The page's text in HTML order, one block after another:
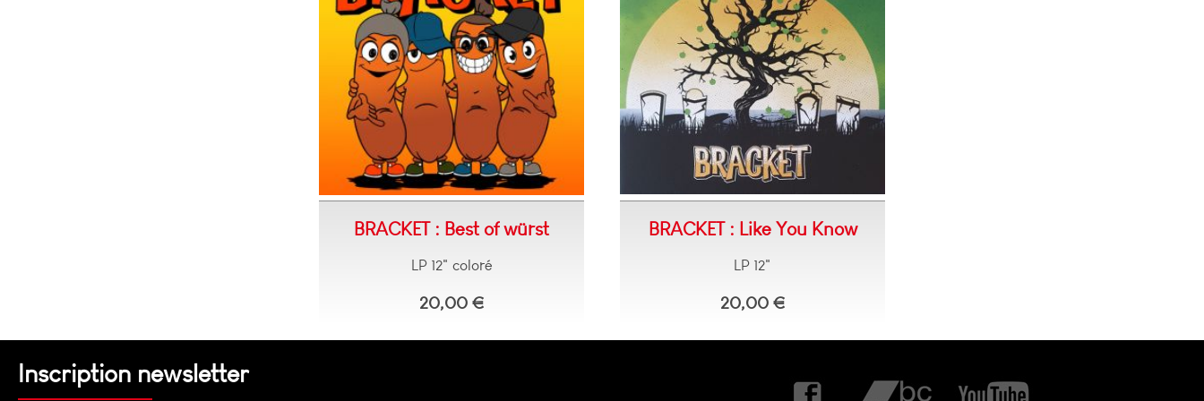
BRACKET : Best of würst
LP 12" coloré
20,00 €
BRACKET : Like You Know
LP 12"
20,00 €
Inscription newsletter